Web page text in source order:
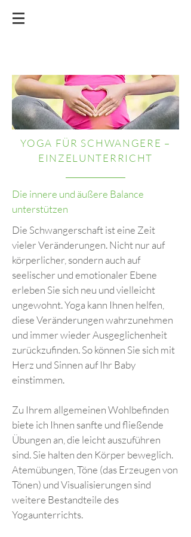
YOGA FÜR SCHWANGERE –
EINZELUNTERRICHT
Die innere und äußere Balance
unterstützen
Die Schwangerschaft ist eine Zeit
vieler Veränderungen. Nicht nur auf
körperlicher, sondern auch auf
seelischer und emotionaler Ebene
erleben Sie sich neu und vielleicht
ungewohnt. Yoga kann Ihnen helfen,
diese Veränderungen wahrzunehmen
und immer wieder Ausgeglichenheit
zurückzufinden. So können Sie sich mit
Herz und Sinnen auf Ihr Baby
einstimmen.
Zu Ihrem allgemeinen Wohlbefinden
biete ich Ihnen sanfte und fließende
Übungen an, die leicht auszuführen
sind. Sie halten den Körper beweglich.
Atemübungen, Töne (das Erzeugen von
Tönen) und Visualisierungen sind
weitere Bestandteile des
Yogaunterrichts.